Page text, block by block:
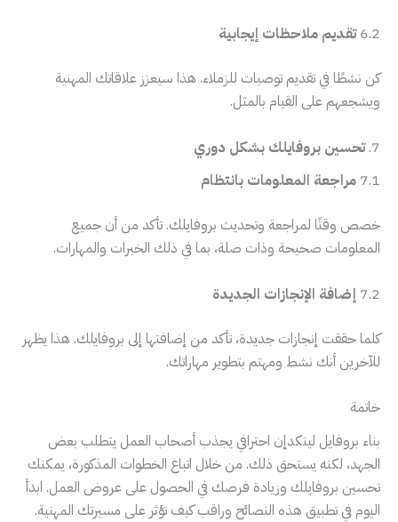
6.2 تقديم ملاحظات إيجابية
كن نشطًا في تقديم توصيات للزملاء. هذا سيعزز علاقاتك المهنية
ويشجعهم على القيام بالمثل.
7. تحسين بروفايلك بشكل دوري
7.1 مراجعة المعلومات بانتظام
خصص وقتًا لمراجعة وتحديث بروفايلك. تأكد من أن جميع
المعلومات صحيحة وذات صلة، بما في ذلك الخبرات والمهارات.
7.2 إضافة الإنجازات الجديدة
كلما حققت إنجازات جديدة، تأكد من إضافتها إلى بروفايلك. هذا يظهر
للآخرين أنك نشط ومهتم بتطوير مهاراتك.
خاتمة
بناء بروفايل لينكدإن احترافي يجذب أصحاب العمل يتطلب بعض
الجهد، لكنه يستحق ذلك. من خلال اتباع الخطوات المذكورة، يمكنك
تحسين بروفايلك وزيادة فرصك في الحصول على عروض العمل. ابدأ
اليوم في تطبيق هذه النصائح وراقب كيف تؤثر على مسيرتك المهنية.